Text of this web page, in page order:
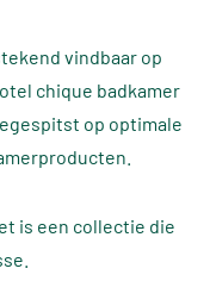
vindbaar op
chique badkamer
op optimale
is een collectie die